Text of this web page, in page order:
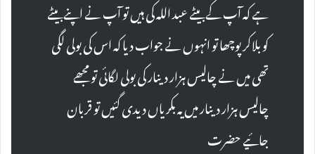
ہے کہ آپ کے بیٹے عبد اللہ کی ہیں تو آپ نے اپنے بیٹے
کو بلاکر پوچھا تو انہوں نے جواب دیا کہ اس کی بولی لگی
تھی میں نے چالیس ہزار دینار کی بولی لگائی تو مجھے
چالیس ہزار دینار میں یہ بکریاں دیدی گئیں تو قربان
جائیے حضرت